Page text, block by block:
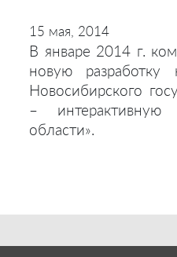
15 мая, 2014
В январе 2014 г.
новую
Новосибирского
– интерактивную
области».